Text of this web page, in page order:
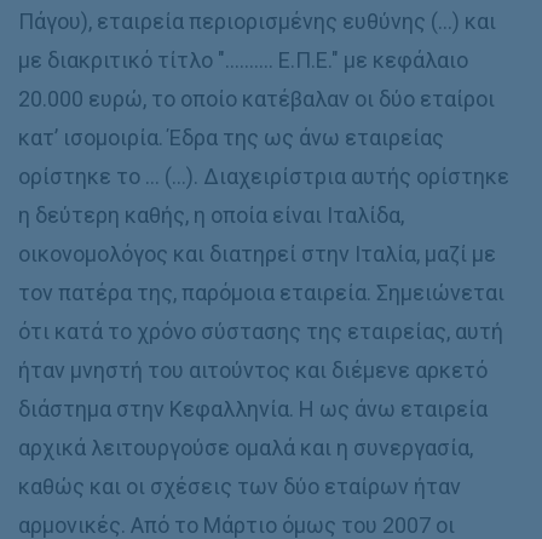
Πάγου), εταιρεία περιορισμένης ευθύνης (…) και
με διακριτικό τίτλο "………. Ε.Π.Ε." με κεφάλαιο
20.000 ευρώ, το οποίο κατέβαλαν οι δύο εταίροι
κατ’ ισομοιρία. Έδρα της ως άνω εταιρείας
ορίστηκε το … (…). Διαχειρίστρια αυτής ορίστηκε
η δεύτερη καθής, η οποία είναι Ιταλίδα,
οικονομολόγος και διατηρεί στην Ιταλία, μαζί με
τον πατέρα της, παρόμοια εταιρεία. Σημειώνεται
ότι κατά το χρόνο σύστασης της εταιρείας, αυτή
ήταν μνηστή του αιτούντος και διέμενε αρκετό
διάστημα στην Κεφαλληνία. Η ως άνω εταιρεία
αρχικά λειτουργούσε ομαλά και η συνεργασία,
καθώς και οι σχέσεις των δύο εταίρων ήταν
αρμονικές. Από το Μάρτιο όμως του 2007 οι